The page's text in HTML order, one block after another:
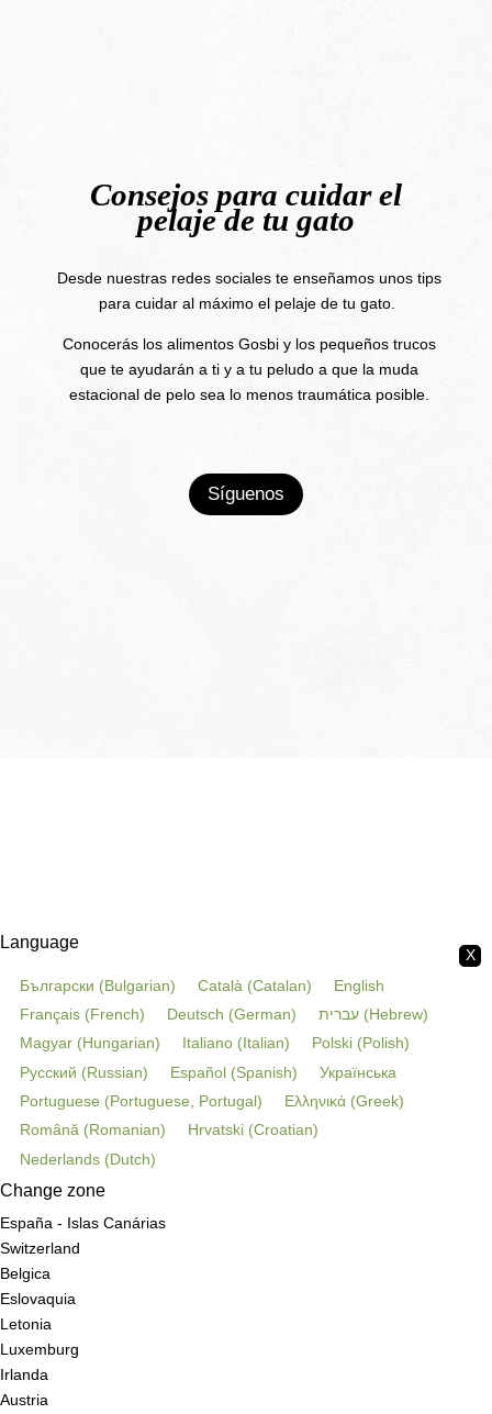
Consejos para cuidar el
pelaje de tu gato
Desde nuestras redes sociales te enseñamos unos tips
para cuidar al máximo el pelaje de tu gato.
Conocerás los alimentos Gosbi y los pequeños trucos
que te ayudarán a ti y a tu peludo a que la muda
estacional de pelo sea lo menos traumática posible.
Síguenos
X
Language
Български (Bulgarian) Català (Catalan)
English
Français (French) Deutsch (German) עברית (Hebrew)
Magyar (Hungarian) Italiano ( Italian) Polski (Polish)
Русский (Russian) Español (Spanish)
Українська
Portuguese (Portuguese, Portugal) Ελληνικά (Greek)
Română (Romanian) Hrvatski (Croatian)
Nederlands (Dutch)
Change zone
España - Islas Canárias
Switzerland
Belgica
Eslovaquia
Letonia
Luxemburg
Irlanda
Austria